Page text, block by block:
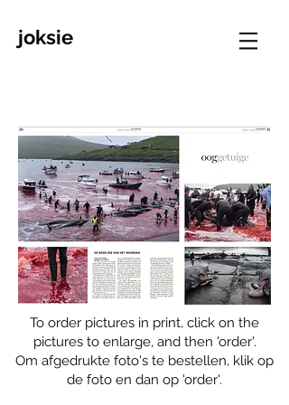
joksie
To order pictures in print, click on the
pictures to enlarge, and then 'order'.
Om afgedrukte foto's te bestellen, klik op
de foto en dan op 'order'.